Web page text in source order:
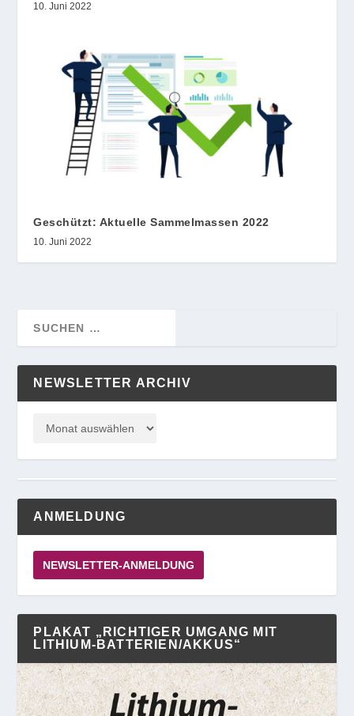
10. Juni 2022
Geschützt: Aktuelle Sammelmassen 2022
10. Juni 2022
NEWSLETTER ARCHIV
ANMELDUNG
NEWSLETTER-ANMELDUNG
PLAKAT „RICHTIGER UMGANG MIT
LITHIUM-BATTERIEN/AKKUS“